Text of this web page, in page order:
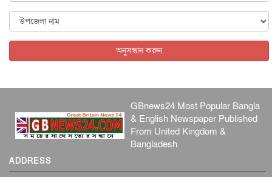
৬ আগস্ট, ২০২৬
অনুসন্ধান করুন
GBnews24 Most Popular Bangla
& English Newspaper Published
From United Kingdom &
Bangladesh
ADDRESS